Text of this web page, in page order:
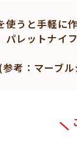
うと手軽に作
パレットナイ
考：マーブル